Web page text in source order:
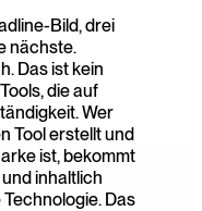
Bild, drei
nächste.
Das ist kein
die auf
Wer
Tool erstellt und
ist, bekommt
inhaltlich
Das